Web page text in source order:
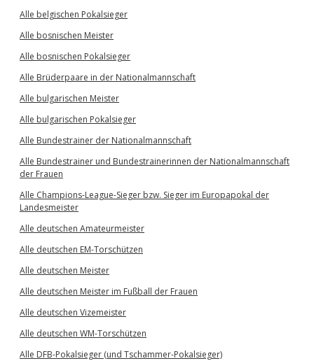
Alle belgischen Pokalsieger
Alle bosnischen Meister
Alle bosnischen Pokalsieger
Alle Brüderpaare in der Nationalmannschaft
Alle bulgarischen Meister
Alle bulgarischen Pokalsieger
Alle Bundestrainer der Nationalmannschaft
Alle Bundestrainer und Bundestrainerinnen der Nationalmannschaft
der Frauen
Alle Champions-League-Sieger bzw. Sieger im Europapokal der
Landesmeister
Alle deutschen Amateurmeister
Alle deutschen EM-Torschützen
Alle deutschen Meister
Alle deutschen Meister im Fußball der Frauen
Alle deutschen Vizemeister
Alle deutschen WM-Torschützen
Alle DFB-Pokalsieger (und Tschammer-Pokalsieger)